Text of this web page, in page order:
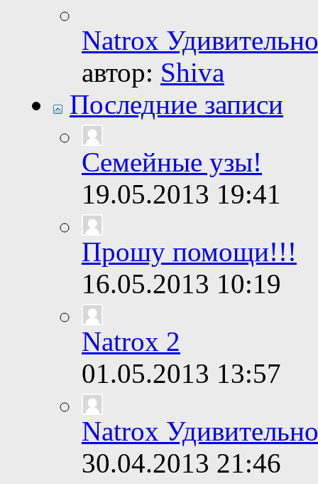
Natrox
автор: Shiva
Последние записи
Семейные узы!
19.05.2013 19:41
Прошу помощи!!!
16.05.2013 10:19
Natrox 2
01.05.2013 13:57
Natrox
30.04.2013 21:46